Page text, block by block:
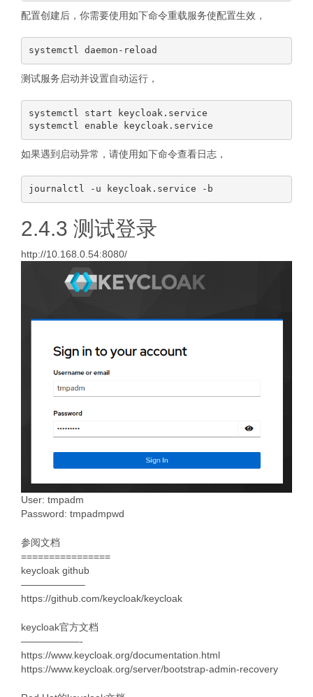
配置创建后，你需要使用如下命令重载服务使配置生效，
测试服务启动并设置自动运行，
systemctl start keycloak.service
如果遇到启动异常，请使用如下命令查看日志，
2.4.3 测试登录
http://10.168.0.54:8080/
User: tmpadm
Password: tmpadmpwd
参阅文档
================
keycloak github
——————–
https://github.com/keycloak/keycloak
keycloak官方文档
——————-
https://www.keycloak.org/documentation.html
https://www.keycloak.org/server/bootstrap-admin-recovery